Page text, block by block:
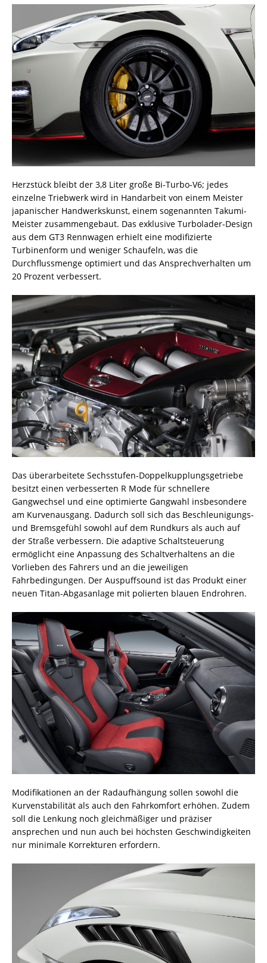
Herzstück bleibt der 3,8 Liter große Bi-Turbo-V6; jedes
einzelne Triebwerk wird in Handarbeit von einem Meister
japanischer Handwerkskunst, einem sogenannten Takumi-
Meister zusammengebaut. Das exklusive Turbolader-Design
aus dem GT3 Rennwagen erhielt eine modifizierte
Turbinenform und weniger Schaufeln, was die
Durchflussmenge optimiert und das Ansprechverhalten um
20 Prozent verbessert.
Das überarbeitete Sechsstufen-Doppelkupplungsgetriebe
besitzt einen verbesserten R Mode für schnellere
Gangwechsel und eine optimierte Gangwahl insbesondere
am Kurvenausgang. Dadurch soll sich das Beschleunigungs-
und Bremsgefühl sowohl auf dem Rundkurs als auch auf
der Straße verbessern. Die adaptive Schaltsteuerung
ermöglicht eine Anpassung des Schaltverhaltens an die
Vorlieben des Fahrers und an die jeweiligen
Fahrbedingungen. Der Auspuffsound ist das Produkt einer
neuen Titan-Abgasanlage mit polierten blauen Endrohren.
Modifikationen an der Radaufhängung sollen sowohl die
Kurvenstabilität als auch den Fahrkomfort erhöhen. Zudem
soll die Lenkung noch gleichmäßiger und präziser
ansprechen und nun auch bei höchsten Geschwindigkeiten
nur minimale Korrekturen erfordern.